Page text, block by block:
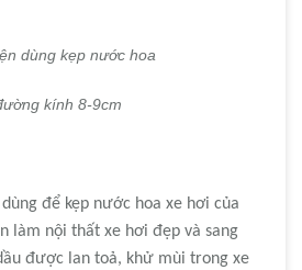
dùng kẹp nước hoa
kính 8-9cm
để kẹp nước hoa xe hơi của
làm nội thất xe hơi đẹp và sang
được lan toả, khử mùi trong xe